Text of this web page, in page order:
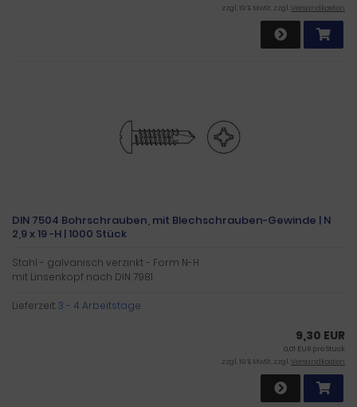
zzgl. 19 % MwSt. zzgl.Versandkosten
DIN 7504 Bohrschrauben, mit Blechschrauben-Gewinde | N
2,9 x 19 -H | 1000 Stück
Stahl - galvanisch verzinkt - Form N-H
mit Linsenkopf nach DIN 7981
Lieferzeit:3 - 4 Arbeitstage
9,30 EUR
0,01 EUR pro Stück
zzgl. 19 % MwSt. zzgl.Versandkosten